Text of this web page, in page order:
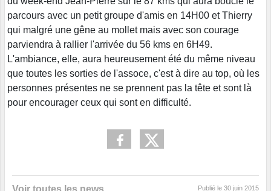
parcours avec un petit groupe d'amis en 14H00 et Thierry
qui malgré une gêne au mollet mais avec son courage
parviendra à rallier l'arrivée du 56 kms en 6H49.
L'ambiance, elle, aura heureusement été du même niveau
que toutes les sorties de l'assoce, c'est à dire au top, où les
personnes présentes ne se prennent pas la tête et sont là
pour encourager ceux qui sont en difficulté.
Publié le 30 juin 2015